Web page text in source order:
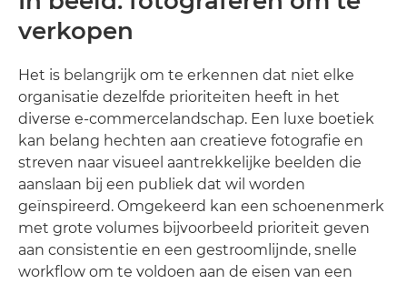
verkopen
Het is belangrijk om te erkennen dat niet elke
organisatie dezelfde prioriteiten heeft in het
diverse e-commercelandschap. Een luxe boetiek
kan belang hechten aan creatieve fotografie en
streven naar visueel aantrekkelijke beelden die
aanslaan bij een publiek dat wil worden
geïnspireerd. Omgekeerd kan een schoenenmerk
met grote volumes bijvoorbeeld prioriteit geven
aan consistentie en een gestroomlijnde, snelle
workflow om te voldoen aan de eisen van een